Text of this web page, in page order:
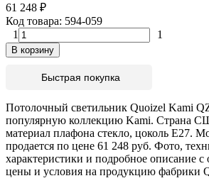
61 248 ₽
Код товара: 594-059
1
1
В корзину
Быстрая покупка
Потолочный светильник Quoizel Kami
популярную коллекцию Kami. Страна
материал плафона стекло, цоколь E27.
продается по цене 61 248 руб. Фото,
характеристики и подробное описание
цены и условия на продукцию фабрики